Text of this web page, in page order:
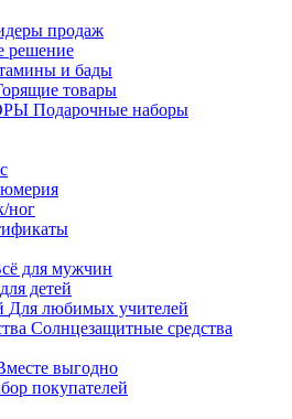
продаж
решение
и бады
товары
Подарочные наборы
ног
для мужчин
детей
Для любимых учителей
Cолнцезащитные средства
выгодно
покупателей